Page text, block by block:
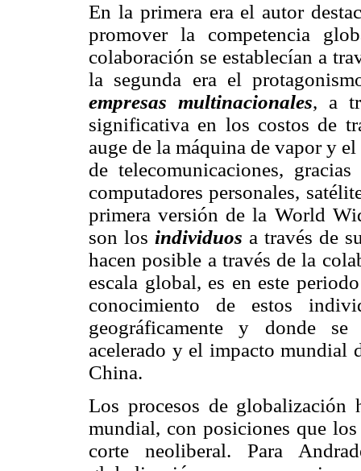
En la primera era el autor
promover la competencia
colaboración se establecían a
la segunda era el
empresas multinacionales, a
significativa en los costos de
auge de la máquina de vapor y
de telecomunicaciones,
computadores personales,
primera versión de la World
son los individuos a través de
hacen posible a través de la
escala global, es en este
conocimiento de estos
geográficamente y donde
acelerado y el impacto mundial
China.
Los procesos de globalización
mundial, con posiciones que
corte neoliberal. Para